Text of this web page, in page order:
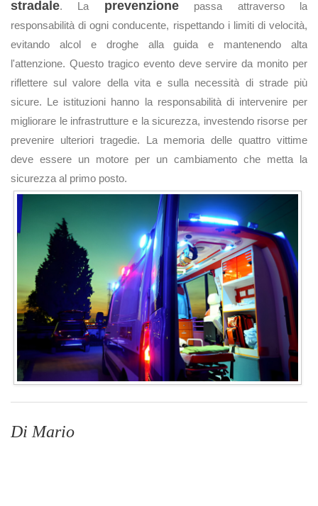
stradale. La prevenzionepassa attraverso la
responsabilità di ogni conducente, rispettando i limiti di velocità,
evitando alcol e droghe alla guida e mantenendo alta
l'attenzione. Questo tragico evento deve servire da monito per
riflettere sul valore della vita e sulla necessità di strade più
sicure. Le istituzioni hanno la responsabilità di intervenire per
migliorare le infrastrutture e la sicurezza, investendo risorse per
prevenire ulteriori tragedie. La memoria delle quattro vittime
deve essere un motore per un cambiamento che metta la
sicurezza al primo posto.
Di Mario